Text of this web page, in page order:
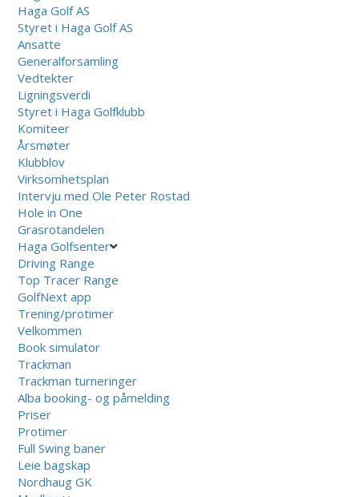
Haga Golf AS
Styret i Haga Golf AS
Ansatte
Generalforsamling
Vedtekter
Ligningsverdi
Styret i Haga Golfklubb
Komiteer
Årsmøter
Klubblov
Virksomhetsplan
Intervju med Ole Peter Rostad
Hole in One
Grasrotandelen
Haga Golfsenter
Driving Range
Top Tracer Range
GolfNext app
Trening/protimer
Velkommen
Book simulator
Trackman
Trackman turneringer
Alba booking- og påmelding
Priser
Protimer
Full Swing baner
Leie bagskap
Nordhaug GK